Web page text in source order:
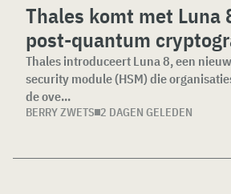
Thales komt met Luna
post-quantum
Thales introduceert Luna 8, een
security module (HSM) die
de ove...
BERRY ZWETS 2 DAGEN GELEDEN